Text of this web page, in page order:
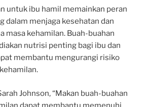
untuk ibu hamil memainkan peran
dalam menjaga kesehatan dan
masa kehamilan. Buah-buahan
nutrisi penting bagi ibu dan
membantu mengurangi risiko
Johnson, “Makan buah-buahan